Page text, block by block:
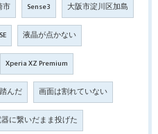
市 Sense3 大阪市淀川区加島
液晶が点かない
Xperia XZ Premium
踏んだ 画面は割れていない
に繋いだまま投げた